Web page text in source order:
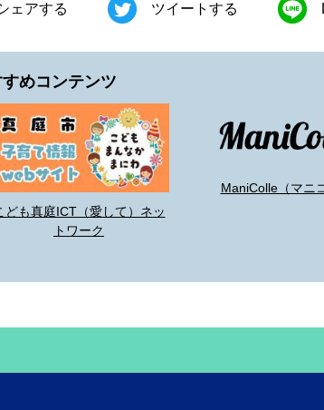
ェアする ツイートする
めコンテンツ
ども真庭ICT（愛して）ネッ
トワーク
ManiColle（マニ